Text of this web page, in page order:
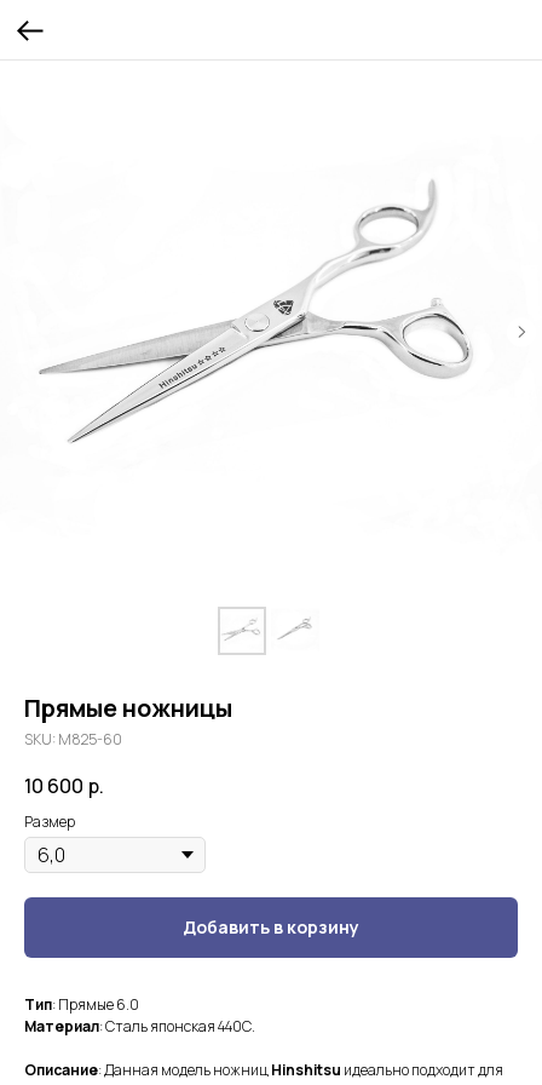
Прямые ножницы
SKU: М825-60
10 600 р.
Размер
Добавить в корзину
Тип: Прямые 6.0
Материал: Сталь японская 440С.
Описание: Данная модель ножницHinshitsu идеально подходит для